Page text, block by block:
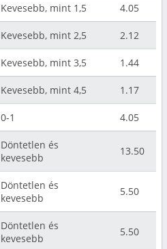
Kevesebb, mint 1,5 4.05
Kevesebb, mint 2,5 2.12
Kevesebb, mint 3,5 1.44
Kevesebb, mint 4,5 1.17
0-1 4.05
Döntetlen és
kevesebb
13.50
Döntetlen és
kevesebb
5.50
Döntetlen és
kevesebb
5.50